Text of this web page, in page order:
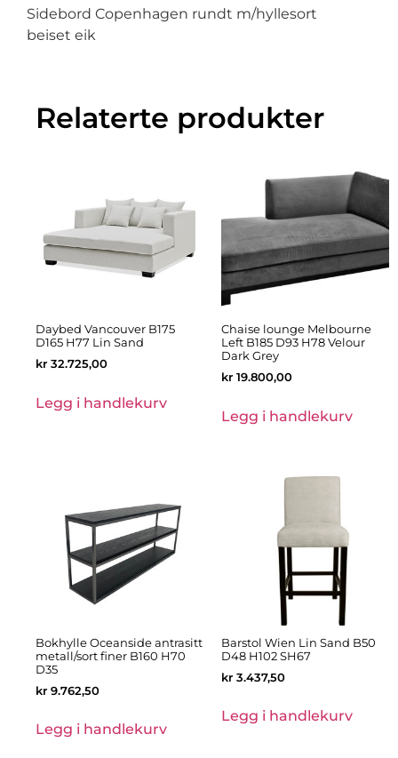
Sidebord Copenhagen rundt m/hyllesort
beiset eik
Relaterte produkter
Daybed Vancouver B175
D165 H77 Lin Sand
kr 32.725,00
Legg i handlekurv
Chaise lounge Melbourne
Left B185 D93 H78 Velour
Dark Grey
kr 19.800,00
Legg i handlekurv
Bokhylle Oceanside antrasitt
metall/sort finer B160 H70
D35
kr 9.762,50
Legg i handlekurv
Barstol Wien Lin Sand B50
D48 H102 SH67
kr 3.437,50
Legg i handlekurv